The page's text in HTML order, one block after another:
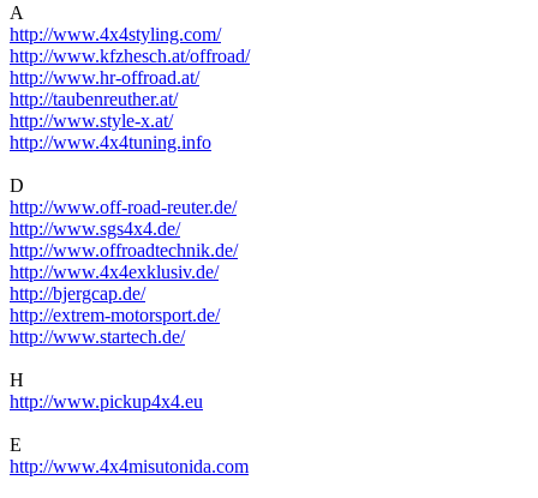
A
http://www.4x4styling.com/
http://www.kfzhesch.at/offroad/
http://www.hr-offroad.at/
http://taubenreuther.at/
http://www.style-x.at/
http://www.4x4tuning.info
D
http://www.off-road-reuter.de/
http://www.sgs4x4.de/
http://www.offroadtechnik.de/
http://www.4x4exklusiv.de/
http://bjergcap.de/
http://extrem-motorsport.de/
http://www.startech.de/
H
http://www.pickup4x4.eu
E
http://www.4x4misutonida.com